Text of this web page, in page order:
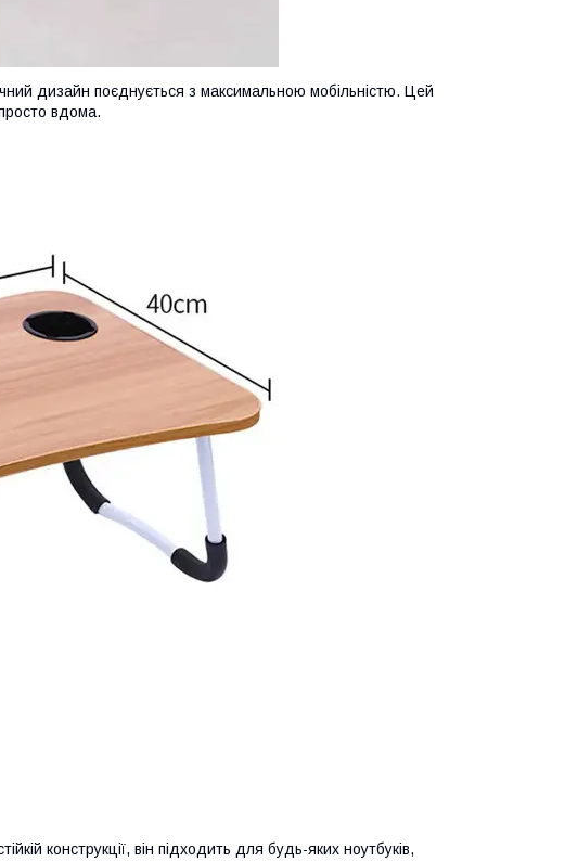
дизайн поєднується з максимальною мобільністю. Цей
вдома.
конструкції, він підходить для будь-яких ноутбуків,